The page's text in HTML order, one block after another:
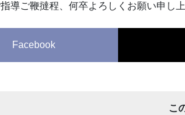
導ご鞭撻程、何卒よろしくお願い申し上
Facebook
こ